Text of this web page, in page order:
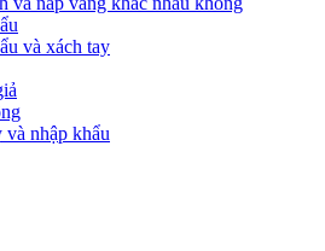
và xách tay
và nhập khẩu